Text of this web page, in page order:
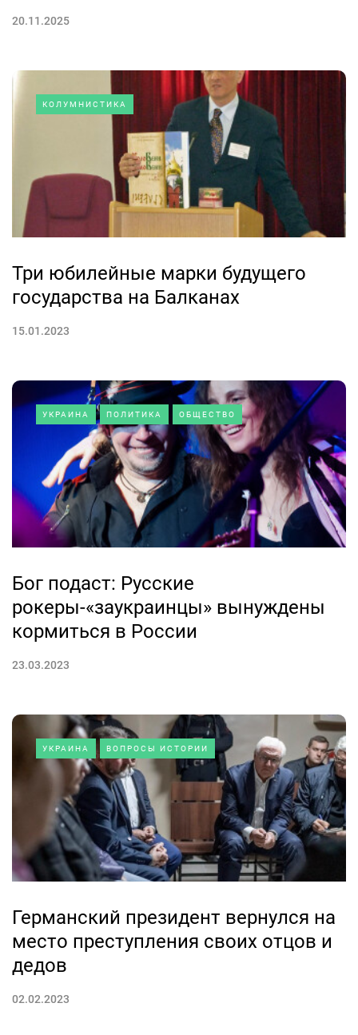
20.11.2025
КОЛУМНИСТИКА
Три юбилейные марки будущего
государства на Балканах
15.01.2023
УКРАИНА ПОЛИТИКА ОБЩЕСТВО
Бог подаст: Русские
рокеры-«заукраинцы» вынуждены
кормиться в России
23.03.2023
УКРАИНА ВОПРОСЫ ИСТОРИИ
Германский президент вернулся на
место преступления своих отцов и
дедов
02.02.2023